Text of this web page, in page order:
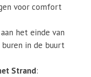
voor comfort
het einde van
in de buurt
Strand: